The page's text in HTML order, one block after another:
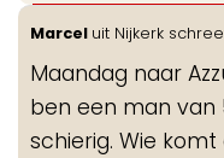
Marcel uit Nijkerk
Maandag naar
ben een man van
schierig. Wie